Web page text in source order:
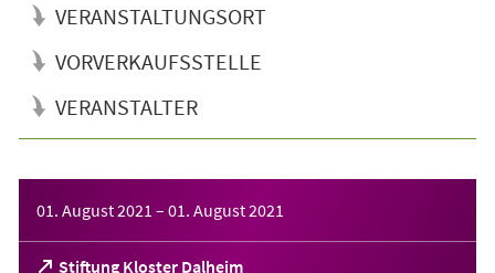
VERANSTALTUNGSORT
VORVERKAUFSSTELLE
VERANSTALTER
01. August 2021 – 01. August 2021
Stiftung Kloster Dalheim
(Öffnet